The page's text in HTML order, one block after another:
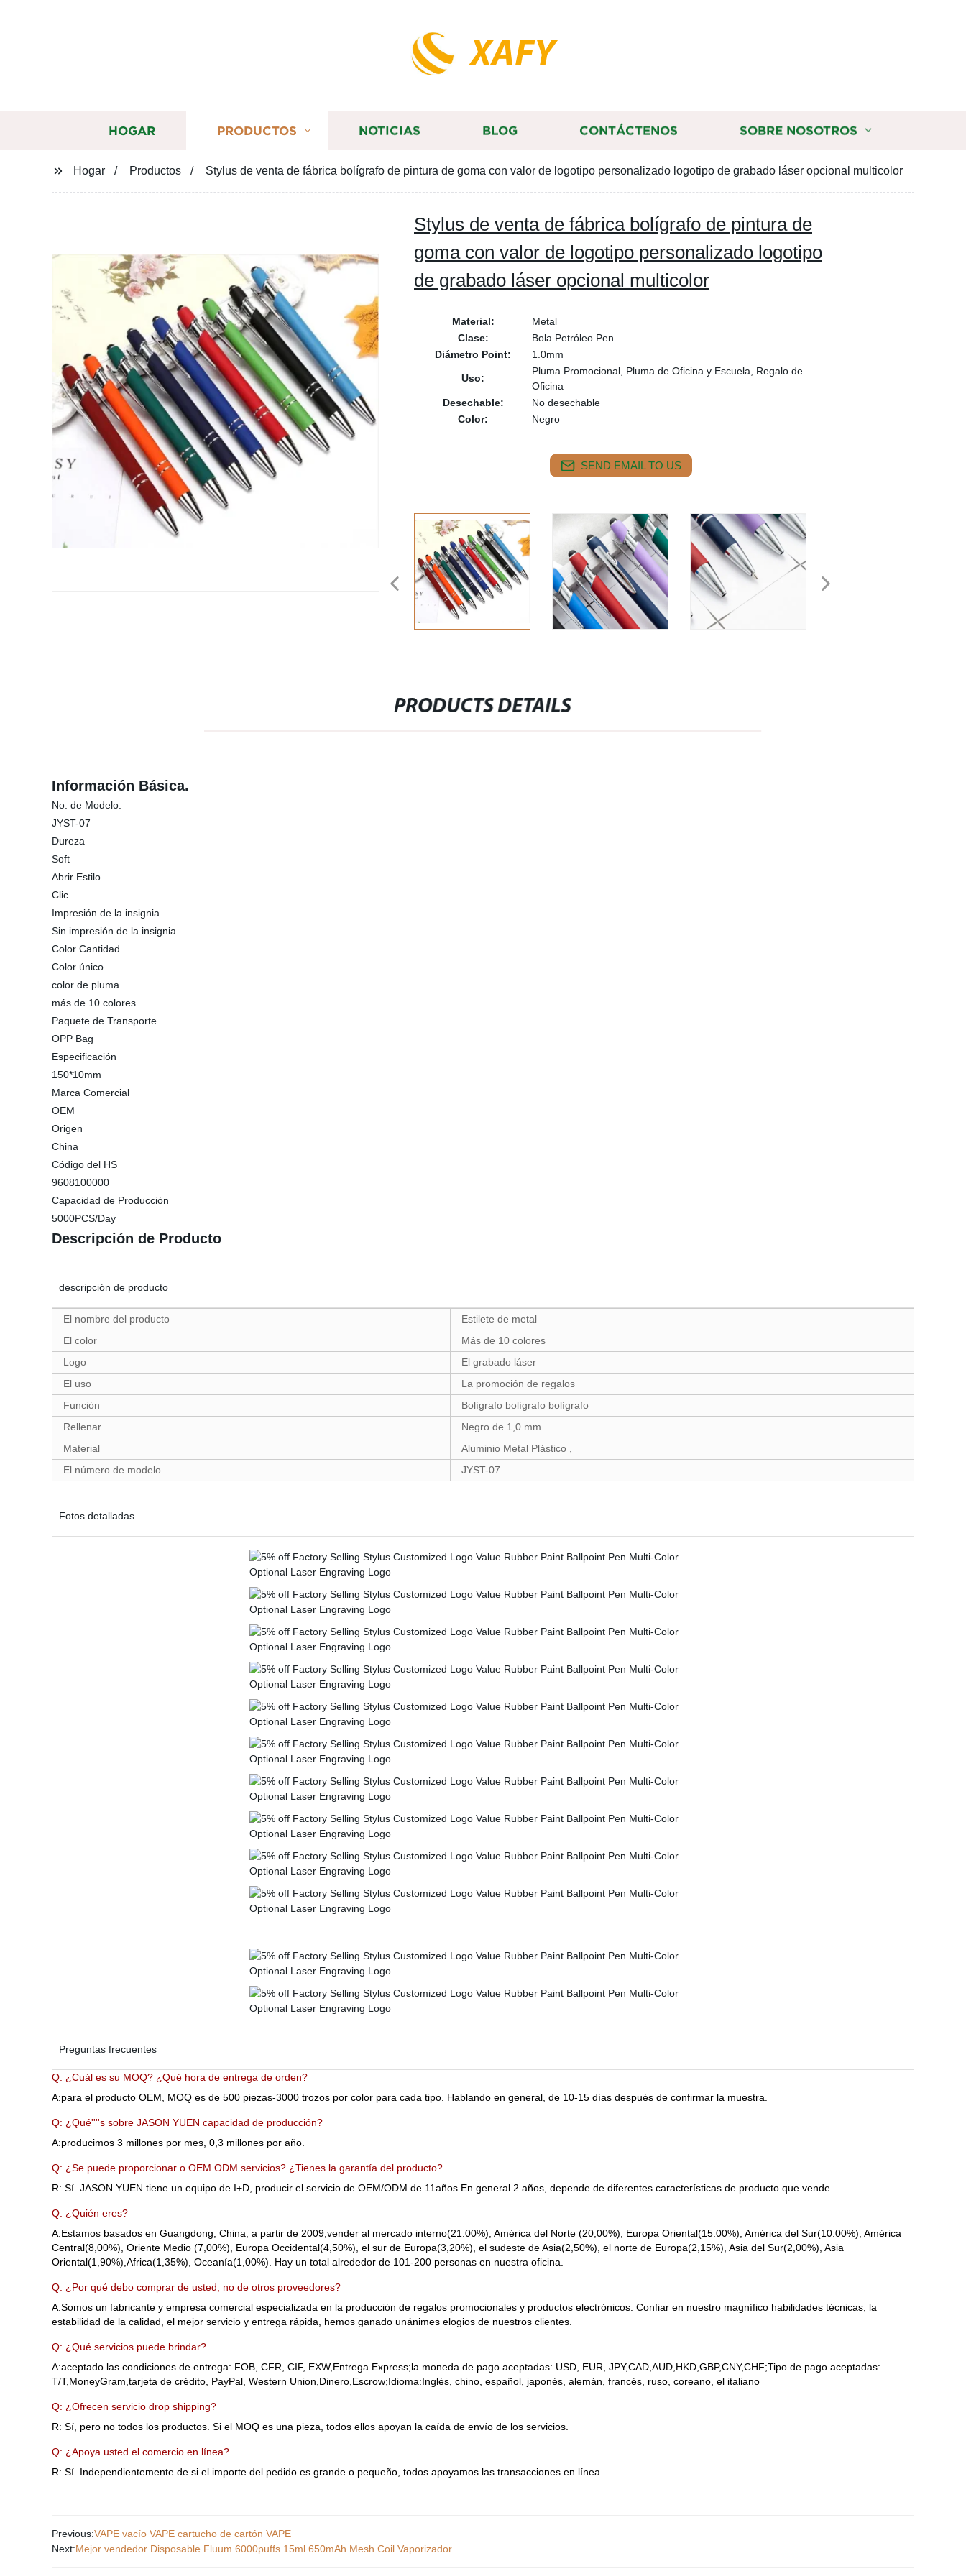
XAFY
HOGAR PRODUCTOS NOTICIAS BLOG CONTÁCTENOS SOBRE NOSOTROS
Hogar Productos Stylus de venta de fábrica bolígrafo de pintura de goma con valor de logotipo personalizado logotipo de grabado láser opcional multicolor
Stylus de venta de fábrica bolígrafo de pintura de
goma con valor de logotipo personalizado logotipo
de grabado láser opcional multicolor
Material:
Metal
Clase:
Bola Petróleo Pen
Diámetro Point:
1.0mm
Uso:
Pluma Promocional, Pluma de Oficina y Escuela, Regalo de
Oficina
Desechable:
No desechable
Color:
Negro
SEND EMAIL TO US
PRODUCTS DETAILS
Información Básica.
No. de Modelo.
JYST-07
Dureza
Soft
Abrir Estilo
Clic
Impresión de la insignia
Sin impresión de la insignia
Color Cantidad
Color único
color de pluma
más de 10 colores
Paquete de Transporte
OPP Bag
Especificación
150*10mm
Marca Comercial
OEM
Origen
China
Código del HS
9608100000
Capacidad de Producción
5000PCS/Day
Descripción de Producto
descripción de producto
El nombre del producto
Estilete de metal
El color
Más de 10 colores
Logo
El grabado láser
El uso
La promoción de regalos
Función
Bolígrafo bolígrafo bolígrafo
Rellenar
Negro de 1,0 mm
Material
Aluminio Metal Plástico ,
El número de modelo
JYST-07
Fotos detalladas
Preguntas frecuentes
Q: ¿Cuál es su MOQ? ¿Qué hora de entrega de orden?
A:para el producto OEM, MOQ es de 500 piezas-3000 trozos por color para cada tipo. Hablando en general, de 10-15 días después de confirmar la muestra.
Q: ¿Qué''''s sobre JASON YUEN capacidad de producción?
A:producimos 3 millones por mes, 0,3 millones por año.
Q: ¿Se puede proporcionar o OEM ODM servicios? ¿Tienes la garantía del producto?
R: Sí. JASON YUEN tiene un equipo de I+D, producir el servicio de OEM/ODM de 11años.En general 2 años, depende de diferentes características de producto que vende.
Q: ¿Quién eres?
A:Estamos basados en Guangdong, China, a partir de 2009,vender al mercado interno(21.00%), América del Norte (20,00%), Europa Oriental(15.00%), América del Sur(10.00%), América
Central(8,00%), Oriente Medio (7,00%), Europa Occidental(4,50%), el sur de Europa(3,20%), el sudeste de Asia(2,50%), el norte de Europa(2,15%), Asia del Sur(2,00%), Asia
Oriental(1,90%),Africa(1,35%), Oceanía(1,00%). Hay un total alrededor de 101-200 personas en nuestra oficina.
Q: ¿Por qué debo comprar de usted, no de otros proveedores?
A:Somos un fabricante y empresa comercial especializada en la producción de regalos promocionales y productos electrónicos. Confiar en nuestro magnífico habilidades técnicas, la
estabilidad de la calidad, el mejor servicio y entrega rápida, hemos ganado unánimes elogios de nuestros clientes.
Q: ¿Qué servicios puede brindar?
A:aceptado las condiciones de entrega: FOB, CFR, CIF, EXW,Entrega Express;la moneda de pago aceptadas: USD, EUR, JPY,CAD,AUD,HKD,GBP,CNY,CHF;Tipo de pago aceptadas:
T/T,MoneyGram,tarjeta de crédito, PayPal, Western Union,Dinero,Escrow;Idioma:Inglés, chino, español, japonés, alemán, francés, ruso, coreano, el italiano
Q: ¿Ofrecen servicio drop shipping?
R: Sí, pero no todos los productos. Si el MOQ es una pieza, todos ellos apoyan la caída de envío de los servicios.
Q: ¿Apoya usted el comercio en línea?
R: Sí. Independientemente de si el importe del pedido es grande o pequeño, todos apoyamos las transacciones en línea.
Previous:VAPE vacío VAPE cartucho de cartón VAPE
Next:Mejor vendedor Disposable Fluum 6000puffs 15ml 650mAh Mesh Coil Vaporizador